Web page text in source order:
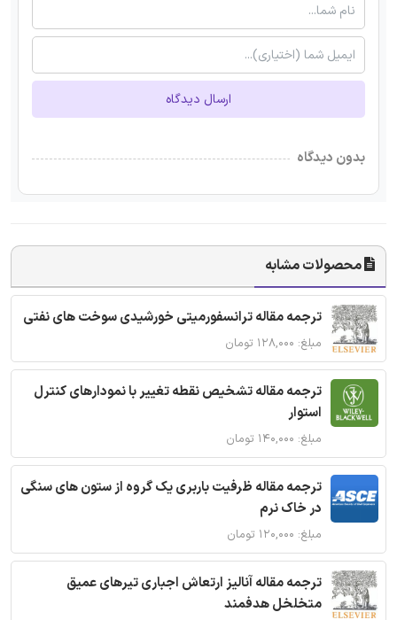
ارسال دیدگاه
بدون دیدگاه
محصولات مشابه
ترجمه مقاله ترانسفورمیتی خورشیدی سوخت های نفتی
مبلغ: ۱۲۸,۰۰۰ تومان
ترجمه مقاله تشخیص نقطه تغییر با نمودارهای کنترل
استوار
مبلغ: ۱۴۰,۰۰۰ تومان
ترجمه مقاله ظرفیت باربری یک گروه از ستون های سنگی
در خاک نرم
مبلغ: ۱۲۰,۰۰۰ تومان
ترجمه مقاله آنالیز ارتعاش اجباری تیرهای عمیق
متخلخل هدفمند